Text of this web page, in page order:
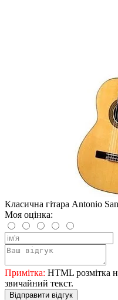
Класична гітара Antonio
Моя оцінка:
Примітка: HTML розмітка
звичайний текст.
Відправити відгук